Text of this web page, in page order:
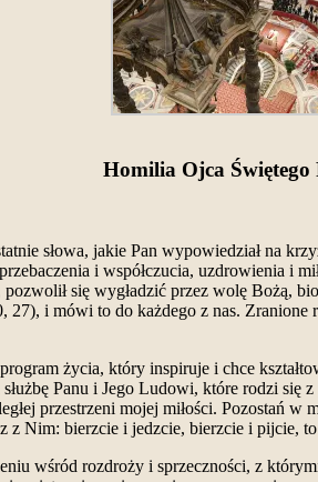
Homilia Ojca Świętego
słowa, jakie Pan wypowiedział na
i współczucia, uzdrowienia i
się wygładzić przez wolę Bożą,
27), i mówi to do każdego z nas.
życia, który inspiruje i chce
Panu i Jego Ludowi, które rodzi
przestrzeni mojej miłości. Pozostań
Nim: bierzcie i jedzcie, bierzcie i pijcie,
wśród rozdroży i sprzeczności, z